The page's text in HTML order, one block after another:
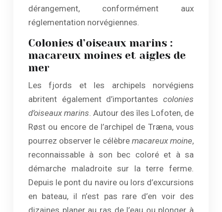
dérangement, conformément aux
réglementation norvégiennes.
Colonies d’oiseaux marins :
macareux moines et aigles de
mer
Les fjords et les archipels norvégiens
abritent également d’importantes colonies
d’oiseaux marins. Autour des îles Lofoten, de
Røst ou encore de l’archipel de Træna, vous
pourrez observer le célèbre macareux moine,
reconnaissable à son bec coloré et à sa
démarche maladroite sur la terre ferme.
Depuis le pont du navire ou lors d’excursions
en bateau, il n’est pas rare d’en voir des
dizaines planer au ras de l’eau ou plonger à